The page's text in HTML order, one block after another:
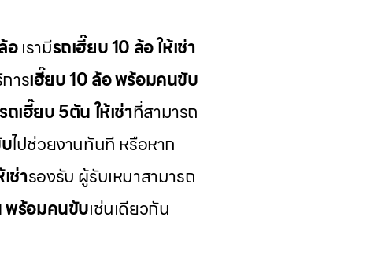
อเรามีรถเฮี๊ยบ 10 ล้อ ให้เช่า
ารเฮี๊ยบ 10 ล้อ พร้อมคนขับ
รถเฮี๊ยบ 5ตัน ให้เช่าที่สามารถ
ไปช่วยงานทันที หรือหาก
ช่ารองรับ ผู้รับเหมาสามารถ
พร้อมคนขับเช่นเดียวกัน